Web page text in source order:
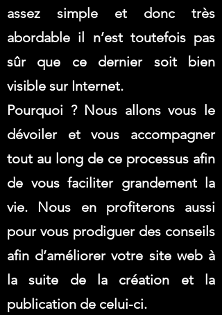
assez simple et donc très
abordable il n’est toutefois pas
sûr que ce dernier soit bien
visible sur Internet.
Pourquoi ? Nous allons vous le
dévoiler et vous accompagner
tout au long de ce processus afin
de vous faciliter grandement la
vie. Nous en profiterons aussi
pour vous prodiguer des conseils
afin d’améliorer votre site web à
la suite de la création et la
publication de celui-ci.